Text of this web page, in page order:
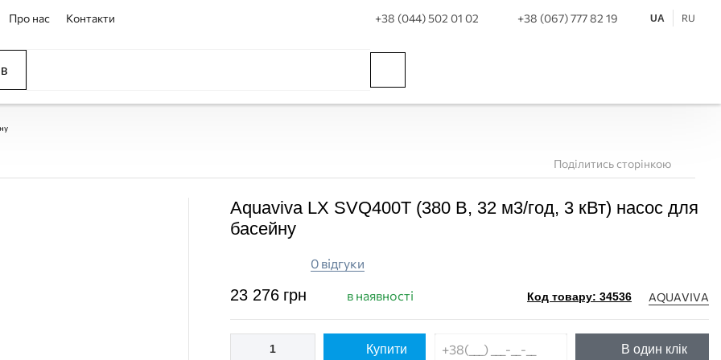
Про нас Контакти +38 (044) 502 01 02 +38 (067) 777 82 19 UA RU
Поділитись сторінкою
ПОКУПКА ЧАСТИНАМИ
ПОКУПКА ЧАСТИНАМИ ПОКУПКА
ПОКУПКА
Aquaviva LX SVQ400Т (380 В, 32 м3/год, 3 кВт) насос для
басейну
0 відгуки
23 276 грн в наявності Код товару: 34536 AQUAVIVA
Купити В один клік